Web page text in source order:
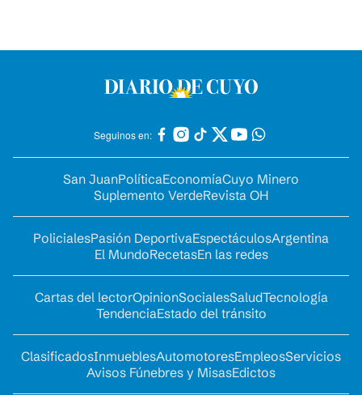
Seguinos en:
San JuanPolíticaEconomíaCuyo Minero
Suplemento VerdeRevista OH
PolicialesPasión DeportivaEspectáculosArgentina
El MundoRecetasEn las redes
Cartas del lectorOpinionSocialesSaludTecnología
TendenciaEstado del tránsito
ClasificadosInmueblesAutomotoresEmpleosServicios
Avisos Fúnebres y MisasEdictos